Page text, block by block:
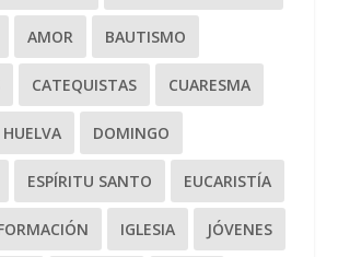
AMOR BAUTISMO
CATEQUISTAS CUARESMA
DOMINGO
ESPÍRITU SANTO EUCARISTÍA
IGLESIA JÓVENES